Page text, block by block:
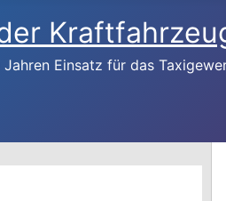
Einsatz für das